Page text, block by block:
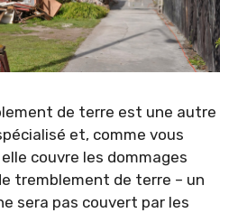
de terre est une autre
et, comme vous
couvre les dommages
tremblement de terre – un
sera pas couvert par les